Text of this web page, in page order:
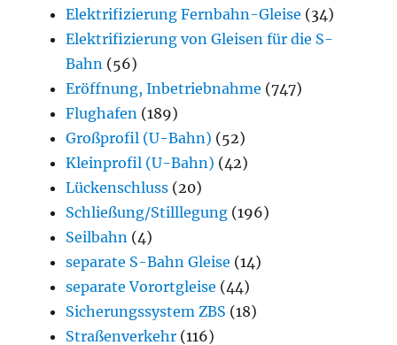
Elektrifizierung Fernbahn-Gleise (34)
Elektrifizierung von Gleisen für die S-
Bahn (56)
Eröffnung, Inbetriebnahme (747)
Flughafen (189)
Großprofil (U-Bahn) (52)
Kleinprofil (U-Bahn) (42)
Lückenschluss (20)
Schließung/Stilllegung (196)
Seilbahn (4)
separate S-Bahn Gleise (14)
separate Vorortgleise (44)
Sicherungssystem ZBS (18)
Straßenverkehr (116)